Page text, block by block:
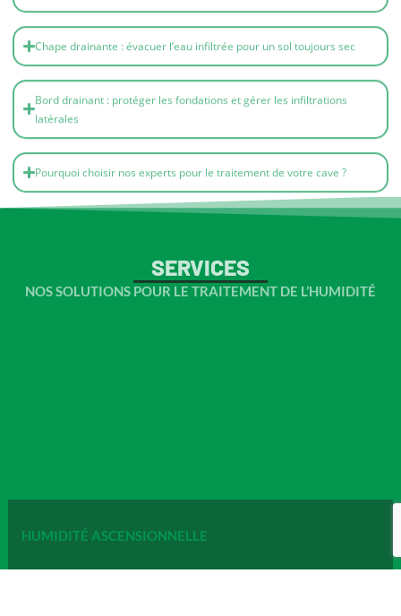
latérales
Pourquoi choisir nos experts pour le traitement de votre cave ?
SERVICES
NOS SOLUTIONS POUR LE TRAITEMENT DE L’HUMIDITÉ
HUMIDITÉ ASCENSIONNELLE